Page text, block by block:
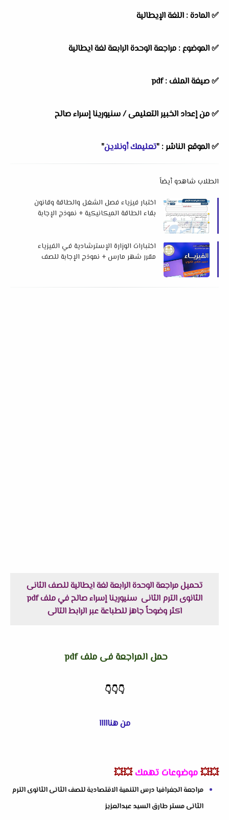
✅ المادة : اللغة الإيطالية
✅ الموضوع : مراجعة الوحدة الرابعة لغة ايطالية
✅ صيغة الملف : pdf
✅ من إعداد الخبير التعليمى /سنيورينا إسراء صالح
✅ الموقع الناشر : "تعليمك أونلاين"
الطلاب شاهدو أيضاً
اختبار فيزياء فصل الشغل والطاقة وقانون
بقاء الطاقة الميكانيكية + نموذج الإجابة
اختبارات الوزارة الإسترشادية في الفيزياء
مقرر شهر مارس + نموذج الإجابة للصف
تحميل مراجعة الوحدة الرابعة لغة ايطالية للصف الثانى
الثانوى الترم الثانى سنيورينا إسراء صالح في ملف pdf
اكثر وضوحاً جاهز للطباعة عبر الرابط التالى
حمل المراجعة فى ملف pdf
👇
👇
👇
من هنااااا
💥💥موضوعات تهمك 💥💥
مراجعة الجغرافيا درس التنمية الاقتصادية للصف الثانى الثانوى الترم
الثانى مستر طارق السيد عبدالعزيز